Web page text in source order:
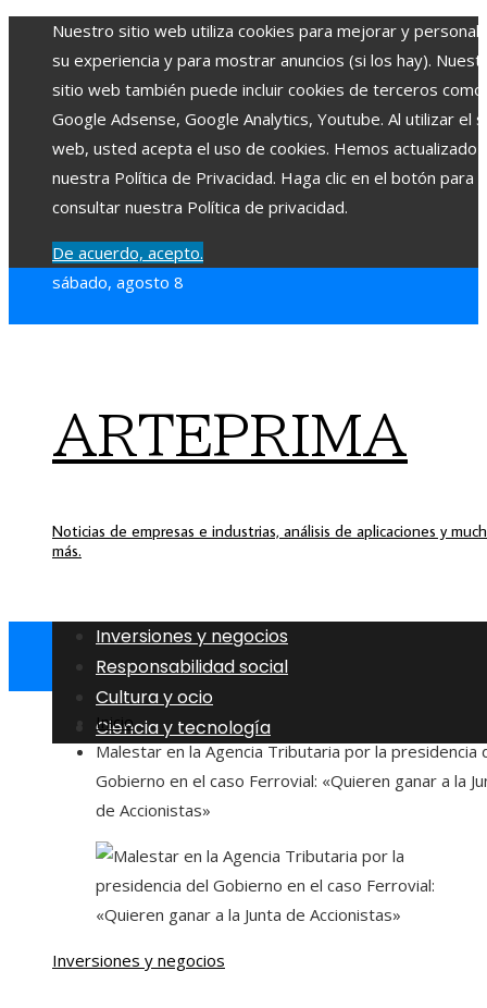
Nuestro sitio web utiliza cookies para mejorar y
su experiencia y para mostrar anuncios (si los hay).
sitio web también puede incluir cookies de terceros como
Google Adsense, Google Analytics, Youtube. Al utilizar el
web, usted acepta el uso de cookies. Hemos actualizado
nuestra Política de Privacidad. Haga clic en el botón para
consultar nuestra Política de privacidad.
De acuerdo, acepto.
sábado, agosto 8
ARTEPRIMA
Noticias de empresas e industrias, análisis de aplicaciones y
más.
Inversiones y negocios
Responsabilidad social
Cultura y ocio
Ciencia y tecnología
Inicio
Malestar en la Agencia Tributaria por la presidencia
Gobierno en el caso Ferrovial: «Quieren ganar a la
de Accionistas»
Inversiones y negocios